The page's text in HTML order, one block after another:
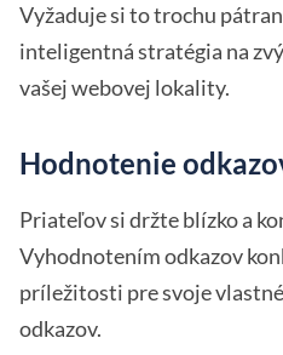
Vyžaduje si to trochu
inteligentná stratégia na
vašej webovej lokality.
Hodnotenie
Priateľov si držte blízko a
Vyhodnotením odkazov
príležitosti pre svoje
odkazov.